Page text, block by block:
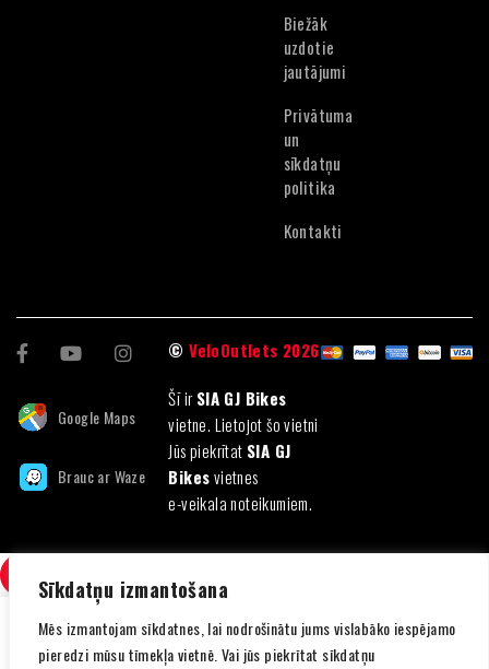
Sīkdatņu izmantošana
Mēs izmantojam sīkdatnes, lai nodrošinātu jums vislabāko iespējamo
pieredzi mūsu tīmekļa vietnē. Vai jūs piekrītat sīkdatņu
Biežāk
uzdotie
jautājumi
Privātuma
un
sīkdatņu
politika
Kontakti
Google Maps
Brauc ar Waze
©VeloOutlets 2026
Šī irSIA GJ Bikes
vietne. Lietojot šo vietni
Jūs piekrītat SIA GJ
Bikesvietnes
e-veikala noteikumiem.